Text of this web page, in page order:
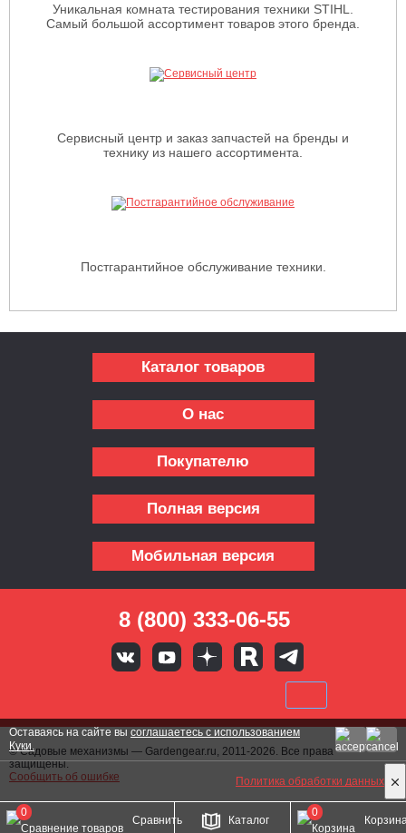
Уникальная комната тестирования техники STIHL.
Самый большой ассортимент товаров этого бренда.
Сервисный центр и заказ запчастей на бренды и
технику из нашего ассортимента.
Постгарантийное обслуживание техники.
Каталог товаров
О нас
Покупателю
Полная версия
Мобильная версия
8 (800) 333-06-55
© Садовые механизмы — Gardengear.ru, 2011-2026. Все права
защищены.
Сообщить об ошибке
0
Каталог
Сравнить
0
Политика обработки данных
Оставаясь на сайте вы соглашаетесь с использованием
Куки.